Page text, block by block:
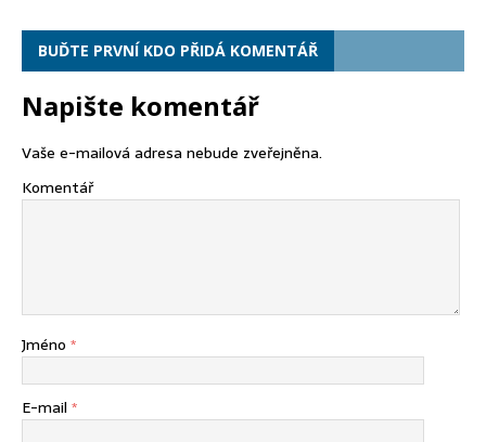
BUĎTE PRVNÍ KDO PŘIDÁ KOMENTÁŘ
Napište komentář
Vaše e-mailová adresa nebude zveřejněna.
Komentář
Jméno *
E-mail *